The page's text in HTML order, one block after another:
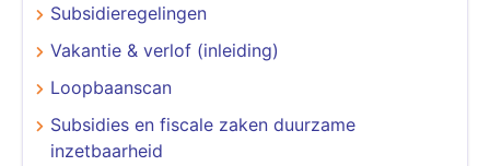
Subsidieregelingen
Vakantie & verlof (inleiding)
Loopbaanscan
Subsidies en fiscale zaken duurzame
inzetbaarheid